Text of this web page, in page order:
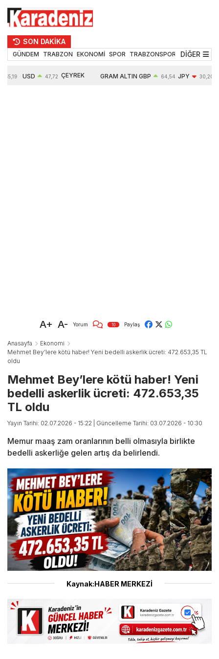
SON DAKİKA
GÜNDEM TRABZON EKONOMİ SPOR TRABZONSPOR TEKNOLOJİ
DİĞER
55,19 USD 47,72 ÇEYREK GRAM ALTIN GBP 64,54 JPY 30,20
A+ A- Yorum 10 Paylaş
Anasayfa
Ekonomi
Mehmet Bey’lere kötü haber! Yeni bedelli askerlik ücreti: 472.653,35 TL
oldu
Mehmet Bey’lere kötü haber! Yeni
bedelli askerlik ücreti: 472.653,35
TL oldu
Yayın Tarihi: 02.07.2026 - 15:22 | Güncelleme Tarihi: 03.07.2026 - 10:30
Memur maaş zam oranlarının belli olmasıyla birlikte
bedelli askerliğe gelen artış da belirlendi.
Kaynak:HABER MERKEZİ